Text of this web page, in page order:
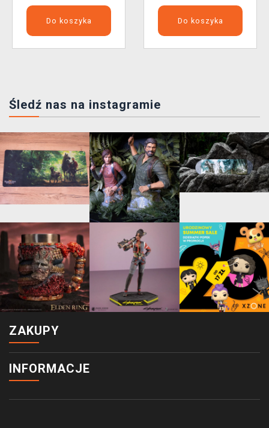
Do koszyka Do koszyka
Śledź nas na instagramie
ZAKUPY
INFORMACJE